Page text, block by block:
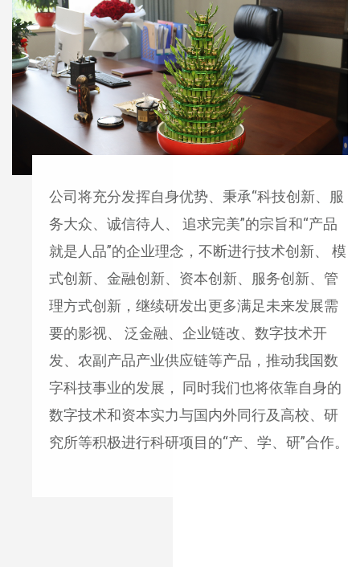
公司将充分发挥自身优势、秉承“科技创新、服
务大众、诚信待人、 追求完美”的宗旨和“产品
就是人品”的企业理念，不断进行技术创新、 模
式创新、金融创新、资本创新、服务创新、管
理方式创新，继续研发出更多满足未来发展需
要的影视、 泛金融、企业链改、数字技术开
发、农副产品产业供应链等产品，推动我国数
字科技事业的发展， 同时我们也将依靠自身的
数字技术和资本实力与国内外同行及高校、研
究所等积极进行科研项目的“产、学、研”合作。